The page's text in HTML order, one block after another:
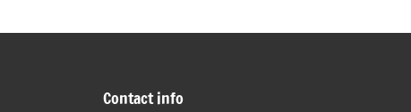
Contact info